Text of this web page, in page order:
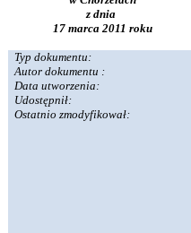
z dnia
17 marca 2011 roku
Typ dokumentu:
Autor dokumentu :
Data utworzenia:
Udostępnił:
Ostatnio zmodyfikował: